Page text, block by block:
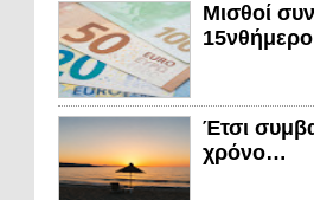
Μισθοί
Έτσι
χρόνο…